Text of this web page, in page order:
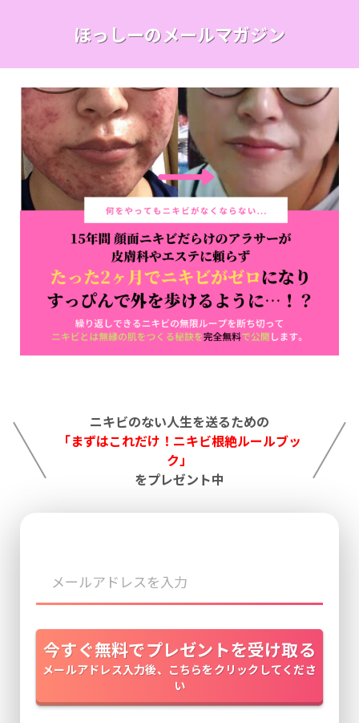
ほっしーのメールマガジン
ニキビのない人生を送るための
「まずはこれだけ！ニキビ根絶ルールブッ
ク」
をプレゼント中
今すぐ無料でプレゼントを受け取る
メールアドレス入力後、こちらをクリックしてくださ
い